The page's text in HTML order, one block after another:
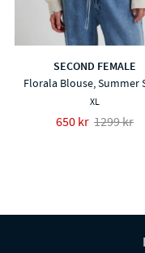
SECOND FEMALE
Florala Blouse, Summer
XL
650 kr 1299 kr